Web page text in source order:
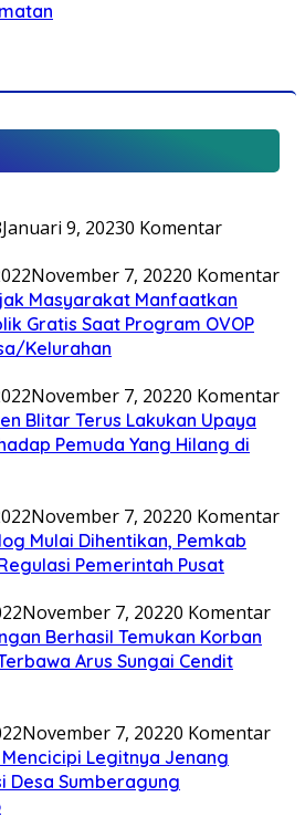
Januari 9, 20230 Komentar
November 7, 20220 Komentar
Masyarakat Manfaatkan
Gratis Saat Program OVOP
Kelurahan
November 7, 20220 Komentar
Blitar Terus Lakukan Upaya
Pemuda Yang Hilang di
November 7, 20220 Komentar
Mulai Dihentikan, Pemkab
Pemerintah Pusat
November 7, 20220 Komentar
Berhasil Temukan Korban
Arus Sungai Cendit
November 7, 20220 Komentar
Mencicipi Legitnya Jenang
Desa Sumberagung